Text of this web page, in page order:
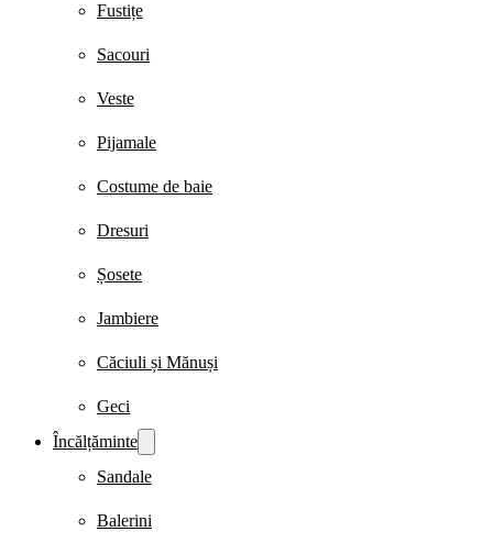
Fustițe
Sacouri
Veste
Pijamale
Costume de baie
Dresuri
Șosete
Jambiere
Căciuli și Mănuși
Geci
Încălțăminte
Sandale
Balerini